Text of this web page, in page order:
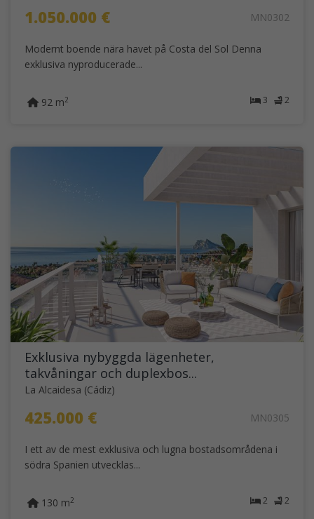
1.050.000 € MN0302
Modernt boende nära havet på Costa del Sol Denna
exklusiva nyproducerade...
3 2
92 m2
Exklusiva nybyggda lägenheter,
takvåningar och duplexbos...
La Alcaidesa (Cádiz)
425.000 € MN0305
I ett av de mest exklusiva och lugna bostadsområdena i
södra Spanien utvecklas...
2 2
130 m2